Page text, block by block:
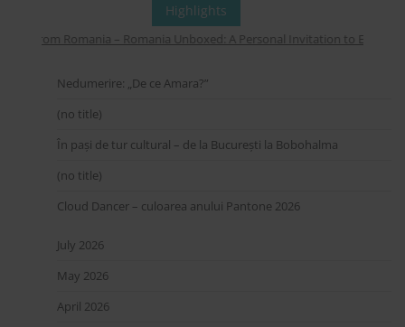
Highlights
from Romania – Romania Unboxed: A Personal Invitation to Explore
Nedumerire: „De ce Amara?”
(no title)
În pași de tur cultural – de la București la Bobohalma
(no title)
Cloud Dancer – culoarea anului Pantone 2026
July 2026
May 2026
April 2026